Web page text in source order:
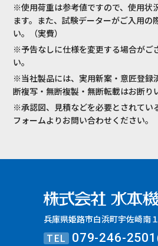
※使用荷重は参考値ですので、使用状
ます。また、試験データーがご入用の
い。（実費）
※予告なしに仕様を変更する場合がご
い。
※当社製品には、実用新案・意匠登録
断複写・無断複製・無断転載はお断り
※承認図、見積などを必要とされてい
フォームよりお問い合わせください。
兵庫県姫路市白浜町宇佐崎南
TEL 079-246-2501